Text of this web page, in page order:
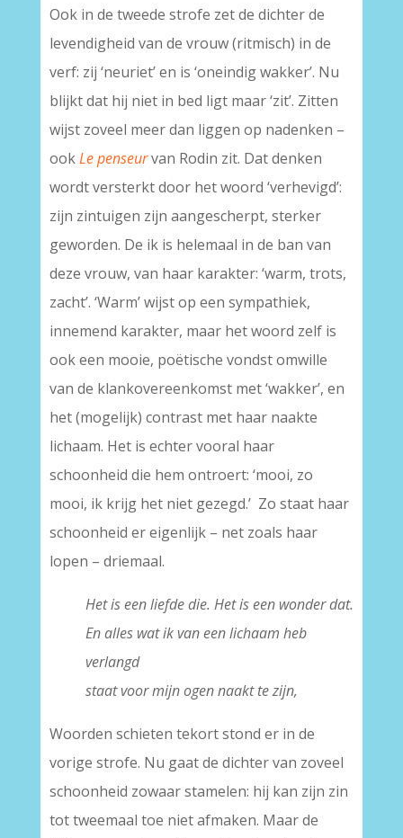
Ook in de tweede strofe zet de dichter de
levendigheid van de vrouw (ritmisch) in de
verf: zij ‘neuriet’ en is ‘oneindig wakker’. Nu
blijkt dat hij niet in bed ligt maar ‘zit’. Zitten
wijst zoveel meer dan liggen op nadenken –
ookLe penseurvan Rodin zit. Dat denken
wordt versterkt door het woord ‘verhevigd’:
zijn zintuigen zijn aangescherpt, sterker
geworden. De ik is helemaal in de ban van
deze vrouw, van haar karakter: ‘warm, trots,
zacht’. ‘Warm’ wijst op een sympathiek,
innemend karakter, maar het woord zelf is
ook een mooie, poëtische vondst omwille
van de klankovereenkomst met ‘wakker’, en
het (mogelijk) contrast met haar naakte
lichaam. Het is echter vooral haar
schoonheid die hem ontroert: ‘mooi, zo
mooi, ik krijg het niet gezegd.’ Zo staat haar
schoonheid er eigenlijk – net zoals haar
lopen – driemaal.
Het is een liefde die. Het is een wonder dat.
En alles wat ik van een lichaam heb
verlangd
staat voor mijn ogen naakt te zijn,
Woorden schieten tekort stond er in de
vorige strofe. Nu gaat de dichter van zoveel
schoonheid zowaar stamelen: hij kan zijn zin
tot tweemaal toe niet afmaken. Maar de